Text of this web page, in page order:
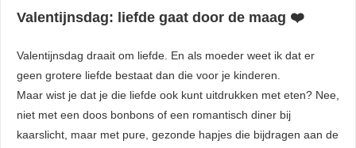
Valentijnsdag: liefde gaat door de maag ❤️
Valentijnsdag draait om liefde. En als moeder weet ik dat er
geen grotere liefde bestaat dan die voor je kinderen.
Maar wist je dat je die liefde ook kunt uitdrukken met eten? Nee,
niet met een doos bonbons of een romantisch diner bij
kaarslicht, maar met pure, gezonde hapjes die bijdragen aan de